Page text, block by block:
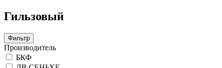
Гильзовый
Фильтр
Производитель
БКФ